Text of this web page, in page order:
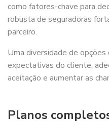
como fatores-chave para
robusta de seguradoras
parceiro.
Uma diversidade de
expectativas do cliente,
aceitação e aumentar as
Planos